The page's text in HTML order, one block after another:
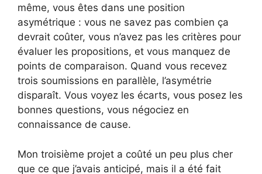
même, vous êtes dans une position
asymétrique : vous ne savez pas combien ça
devrait coûter, vous n’avez pas les critères pour
évaluer les propositions, et vous manquez de
points de comparaison. Quand vous recevez
trois soumissions en parallèle, l’asymétrie
disparaît. Vous voyez les écarts, vous posez les
bonnes questions, vous négociez en
connaissance de cause.
Mon troisième projet a coûté un peu plus cher
que ce que j’avais anticipé, mais il a été fait